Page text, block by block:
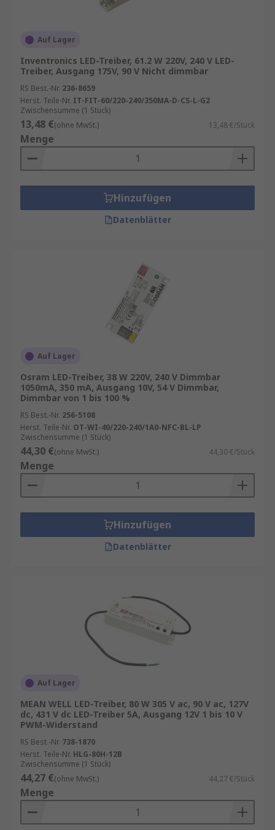
Auf Lager
Inventronics LED-Treiber, 61.2 W 220V, 240 V LED-
Treiber, Ausgang 175V, 90 V Nicht dimmbar
RS Best.-Nr. 236-8659
Herst. Teile-Nr. IT-FIT-60/220-240/350MA-D-CS-L-G2
Zwischensumme (1 Stück)
13,48 €(ohne MwSt.) 13,48 €/Stück
Menge
Hinzufügen
Datenblätter
Auf Lager
Osram LED-Treiber, 38 W 220V, 240 V Dimmbar
1050mA, 350 mA, Ausgang 10V, 54 V Dimmbar,
Dimmbar von 1 bis 100 %
RS Best.-Nr. 256-5108
Herst. Teile-Nr. OT-WI-40/220-240/1A0-NFC-BL-LP
Zwischensumme (1 Stück)
44,30 €(ohne MwSt.) 44,30 €/Stück
Menge
Hinzufügen
Datenblätter
Auf Lager
MEAN WELL LED-Treiber, 80 W 305 V ac, 90 V ac, 127V
dc, 431 V dc LED-Treiber 5A, Ausgang 12V 1 bis 10 V
PWM-Widerstand
RS Best.-Nr. 738-1870
Herst. Teile-Nr. HLG-80H-12B
Zwischensumme (1 Stück)
44,27 €(ohne MwSt.) 44,27 €/Stück
Menge